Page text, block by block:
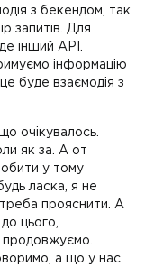
з бекендом, так
запитів. Для
інший API.
інформацію
буде взаємодія з
очікувалось.
як за. А от
у тому
ласка, я не
треба прояснити. А
цього,
продовжуємо.
а що у нас